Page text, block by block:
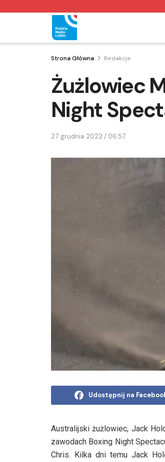
Strona Główna Redakcje
Żużlowiec
Night
27 grudnia 2022 / 06:57
Udostępnij na
Australijski żużlowiec, Jack
zawodach Boxing Night
Chris. Kilka dni temu Jack